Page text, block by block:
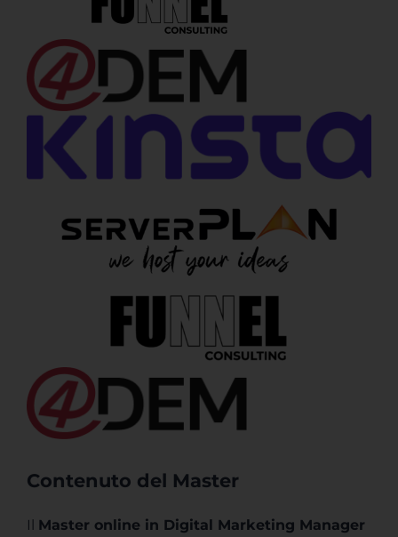
Contenuto del Master
Il Master online in Digital Marketing Manager